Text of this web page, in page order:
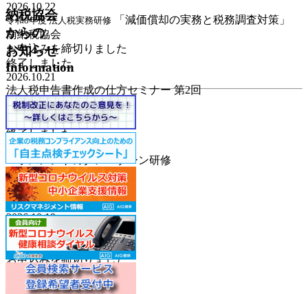
2026.10.22
令和8年度 法人税実務研修
「減価償却の実務と税務調査対策」
南納税協会
お申込みを締切りました
終了しました
2026.10.21
法人税申告書作成の仕方セミナー 第2回
南納税協会
お申込みを締切りました
終了しました
2026.10.20
ハラスメントのグレーゾーン研修
南納税協会
お申込みを締切りました
終了しました
2026.10.19
決算書の作り方・ポイント
南納税協会
お申込みを締切りました
終了しました
2026.10.14
納税協会
からの
お知らせ
Information